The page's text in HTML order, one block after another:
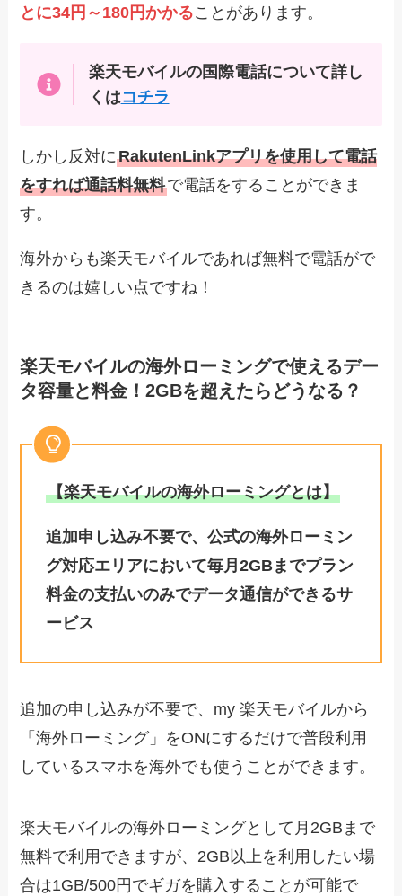
とに34円～180円かかることがあります。
楽天モバイルの国際電話について詳し
くはコチラ
しかし反対にRakutenLinkアプリを使用して電話
をすれば通話料無料で電話をすることができま
す。
海外からも楽天モバイルであれば無料で電話がで
きるのは嬉しい点ですね！
楽天モバイルの海外ローミングで使えるデー
タ容量と料金！2GBを超えたらどうなる？
【楽天モバイルの海外ローミングとは】
追加申し込み不要で、公式の海外ローミン
グ対応エリアにおいて毎月2GBまでプラン
料金の支払いのみでデータ通信ができるサ
ービス
追加の申し込みが不要で、my 楽天モバイルから
「海外ローミング」をONにするだけで普段利用
しているスマホを海外でも使うことができます。
楽天モバイルの海外ローミングとして月2GBまで
無料で利用できますが、2GB以上を利用したい場
合は1GB/500円でギガを購入することが可能で